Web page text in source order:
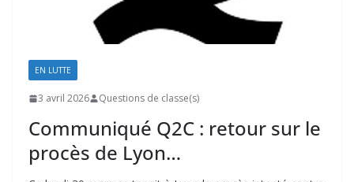
EN LUTTE
3 avril 2026 Questions de classe(s)
Communiqué Q2C : retour sur le
procès de Lyon…